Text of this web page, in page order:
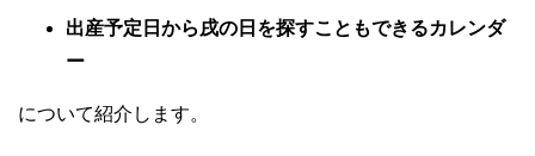
出産予定日から戌の日を探すこともできるカレンダ
ー
について紹介します。